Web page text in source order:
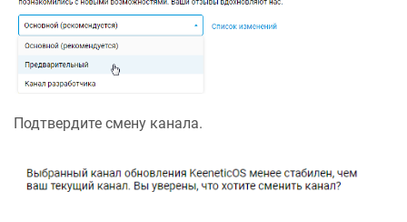
Подтвердите смену канала.